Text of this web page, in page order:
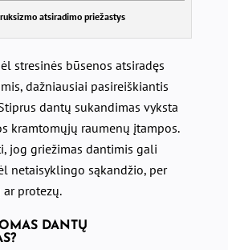
atsiradimo priežastys
stresinės būsenos atsiradęs
dažniausiai pasireiškiantis
dantų sukandimas vyksta
kramtomųjų raumenų įtampos.
jog griežimas dantimis gali
netaisyklingo sąkandžio, per
protezų.
DANTŲ